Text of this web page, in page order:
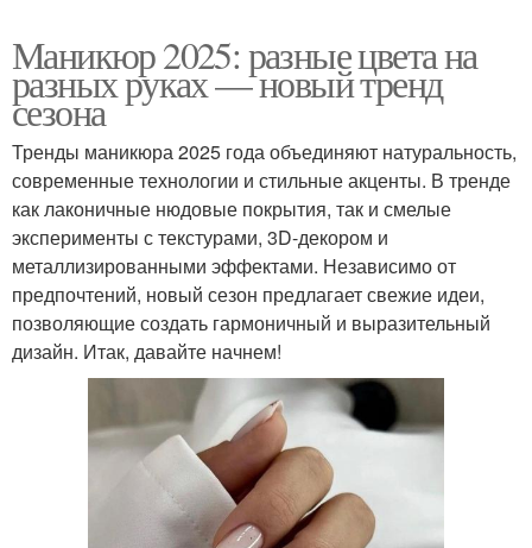
Маникюр 2025: разные цвета на
разных руках — новый тренд
сезона
Тренды маникюра 2025 года объединяют натуральность,
современные технологии и стильные акценты. В тренде
как лаконичные нюдовые покрытия, так и смелые
эксперименты с текстурами, 3D-декором и
металлизированными эффектами. Независимо от
предпочтений, новый сезон предлагает свежие идеи,
позволяющие создать гармоничный и выразительный
дизайн. Итак, давайте начнем!